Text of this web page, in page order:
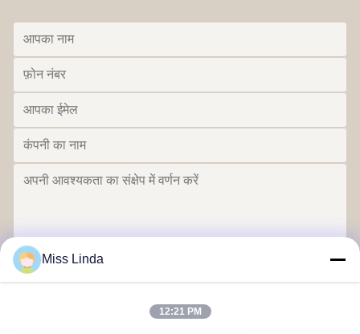
Miss Linda
12:21 PM